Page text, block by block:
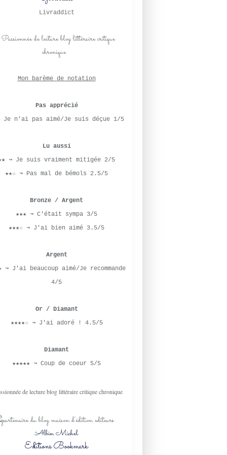
Livraddict
Mon barème de notation
Pas apprécié
Je n'ai pas aimé/Je suis déçue 1/5
Lu aussi
↝ Je suis vraiment mitigée 2/5
★★☆ ↝ Pas mal de bémols 2.5/5
Bronze / Argent
★★★ ↝ C'était sympa 3/5
★★★☆ ↝ J'ai bien aimé 3.5/5
Argent
↝ J'ai beaucoup aimé/Je recommande
4/5
Or / Diamant
★★★★☆ ↝ J'ai adoré ! 4.5/5
Diamant
★★★★★ ↝ Coup de coeur 5/5
Albin Michel
Editions Bookmark